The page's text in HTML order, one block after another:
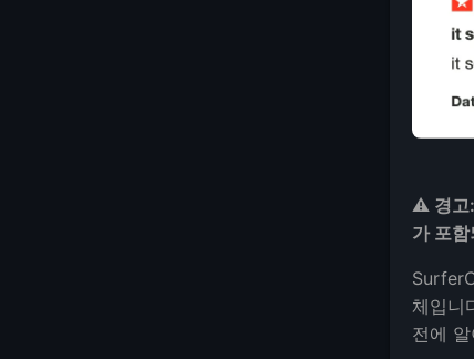
⚠️ 경고:
가 포
체입니
전에